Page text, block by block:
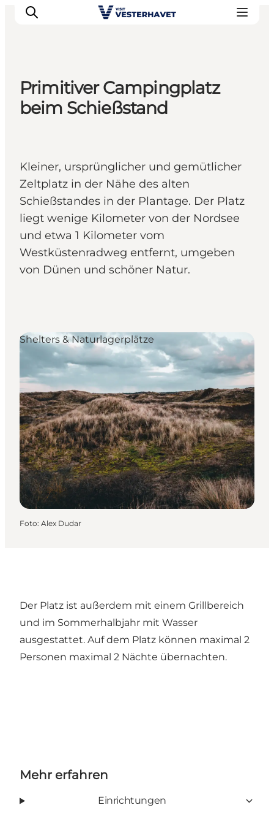
Events
Tickets kaufen
Plane deine Reise
Primitiver Campingplatz
beim Schießstand
Kleiner, ursprünglicher und gemütlicher
Zeltplatz in der Nähe des alten
Schießstandes in der Plantage. Der Platz
liegt wenige Kilometer von der Nordsee
und etwa 1 Kilometer vom
Westküstenradweg entfernt, umgeben
von Dünen und schöner Natur.
Shelters & Naturlagerplätze
Foto: Alex Dudar
Der Platz ist außerdem mit einem Grillbereich
und im Sommerhalbjahr mit Wasser
ausgestattet. Auf dem Platz können maximal 2
Personen maximal 2 Nächte übernachten.
Mehr erfahren
Einrichtungen